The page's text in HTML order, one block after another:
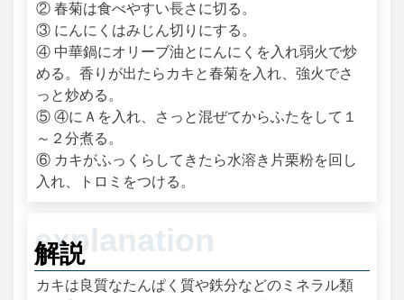
② 春菊は食べやすい長さに切る。
③ にんにくはみじん切りにする。
④ 中華鍋にオリーブ油とにんにくを入れ弱火で炒
める。香りが出たらカキと春菊を入れ、強火でさ
っと炒める。
⑤ ④にＡを入れ、さっと混ぜてからふたをして１
～２分煮る。
⑥ カキがふっくらしてきたら水溶き片栗粉を回し
入れ、トロミをつける。
解説
カキは良質なたんぱく質や鉄分などのミネラル類